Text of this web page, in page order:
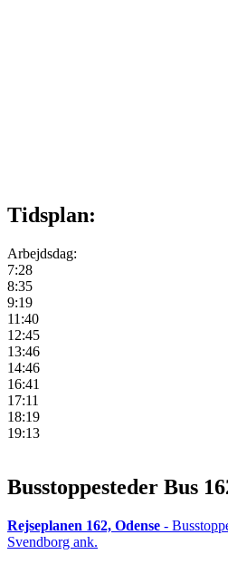
Tidsplan:
Arbejdsdag:
7:28
8:35
9:19
11:40
12:45
13:46
14:46
16:41
17:11
18:19
19:13
Busstoppesteder Bus
Rejseplanen 162, Odense -
Svendborg ank.